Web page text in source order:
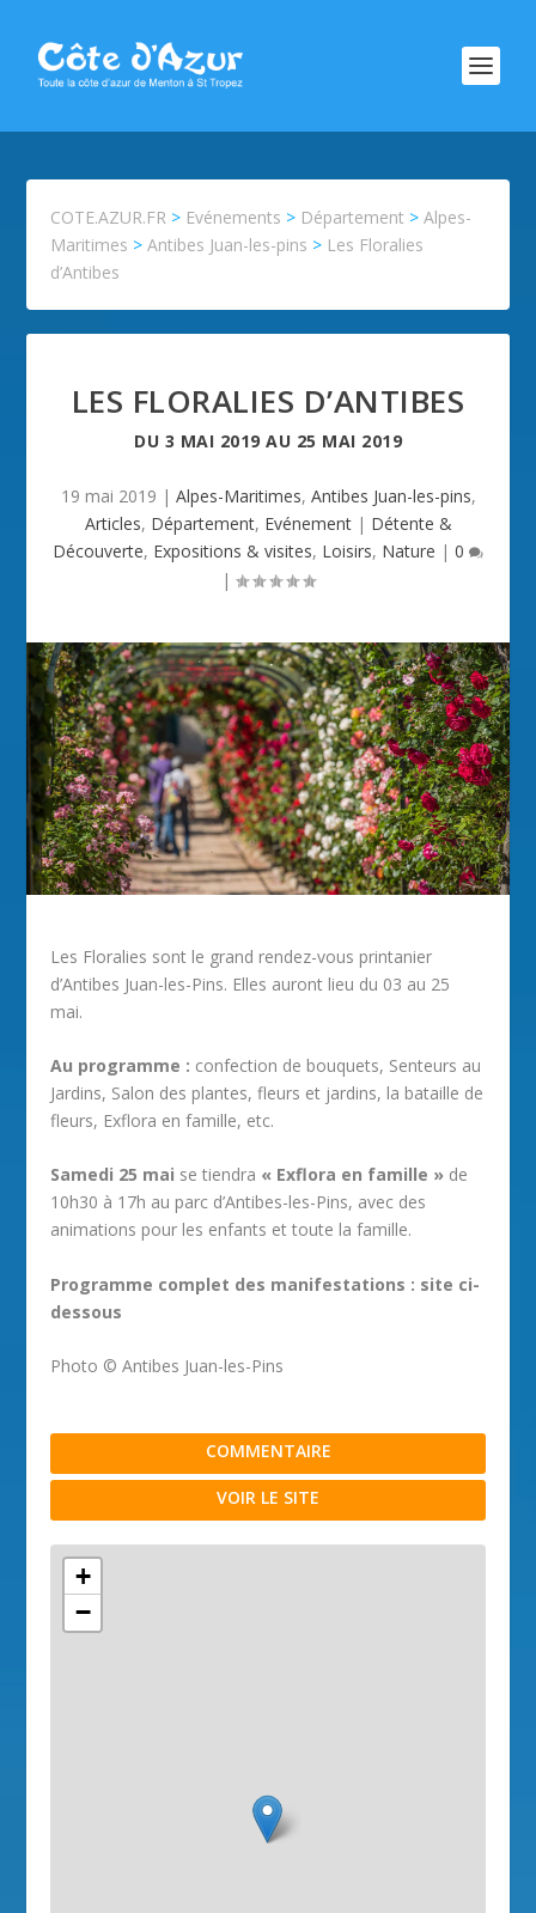
COTE.AZUR.FR > Evénements > Département >Alpes-
Maritimes >Antibes Juan-les-pins > Les Floralies
d’Antibes
LES FLORALIES D’ANTIBES
DU 3 MAI 2019 AU 25 MAI 2019
19 mai 2019 | Alpes-Maritimes, Antibes Juan-les-pins,
Articles, Département, Evénement| Détente &
Découverte, Expositions & visites, Loisirs, Nature | 0
|
Les Floralies sont le grand rendez-vous printanier
d’Antibes Juan-les-Pins. Elles auront lieu du 03 au 25
mai.
Au programme : confection de bouquets, Senteurs au
Jardins, Salon des plantes, fleurs et jardins, la bataille de
fleurs, Exflora en famille, etc.
Samedi 25 mai se tiendra « Exflora en famille » de
10h30 à 17h au parc d’Antibes-les-Pins, avec des
animations pour les enfants et toute la famille.
Programme complet des manifestations : site ci-
dessous
Photo © Antibes Juan-les-Pins
COMMENTAIRE
VOIR LE SITE
+
−